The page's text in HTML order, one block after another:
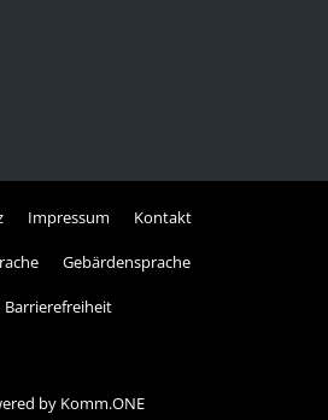
Impressum Kontakt
Gebärdensprache
Barrierefreiheit
by Komm.ONE